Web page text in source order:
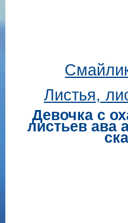
Листья,
Девочка с
листьев ава